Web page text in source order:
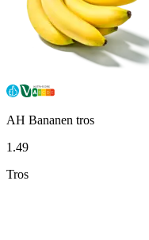
AH Bananen tros
1 .49
Tros